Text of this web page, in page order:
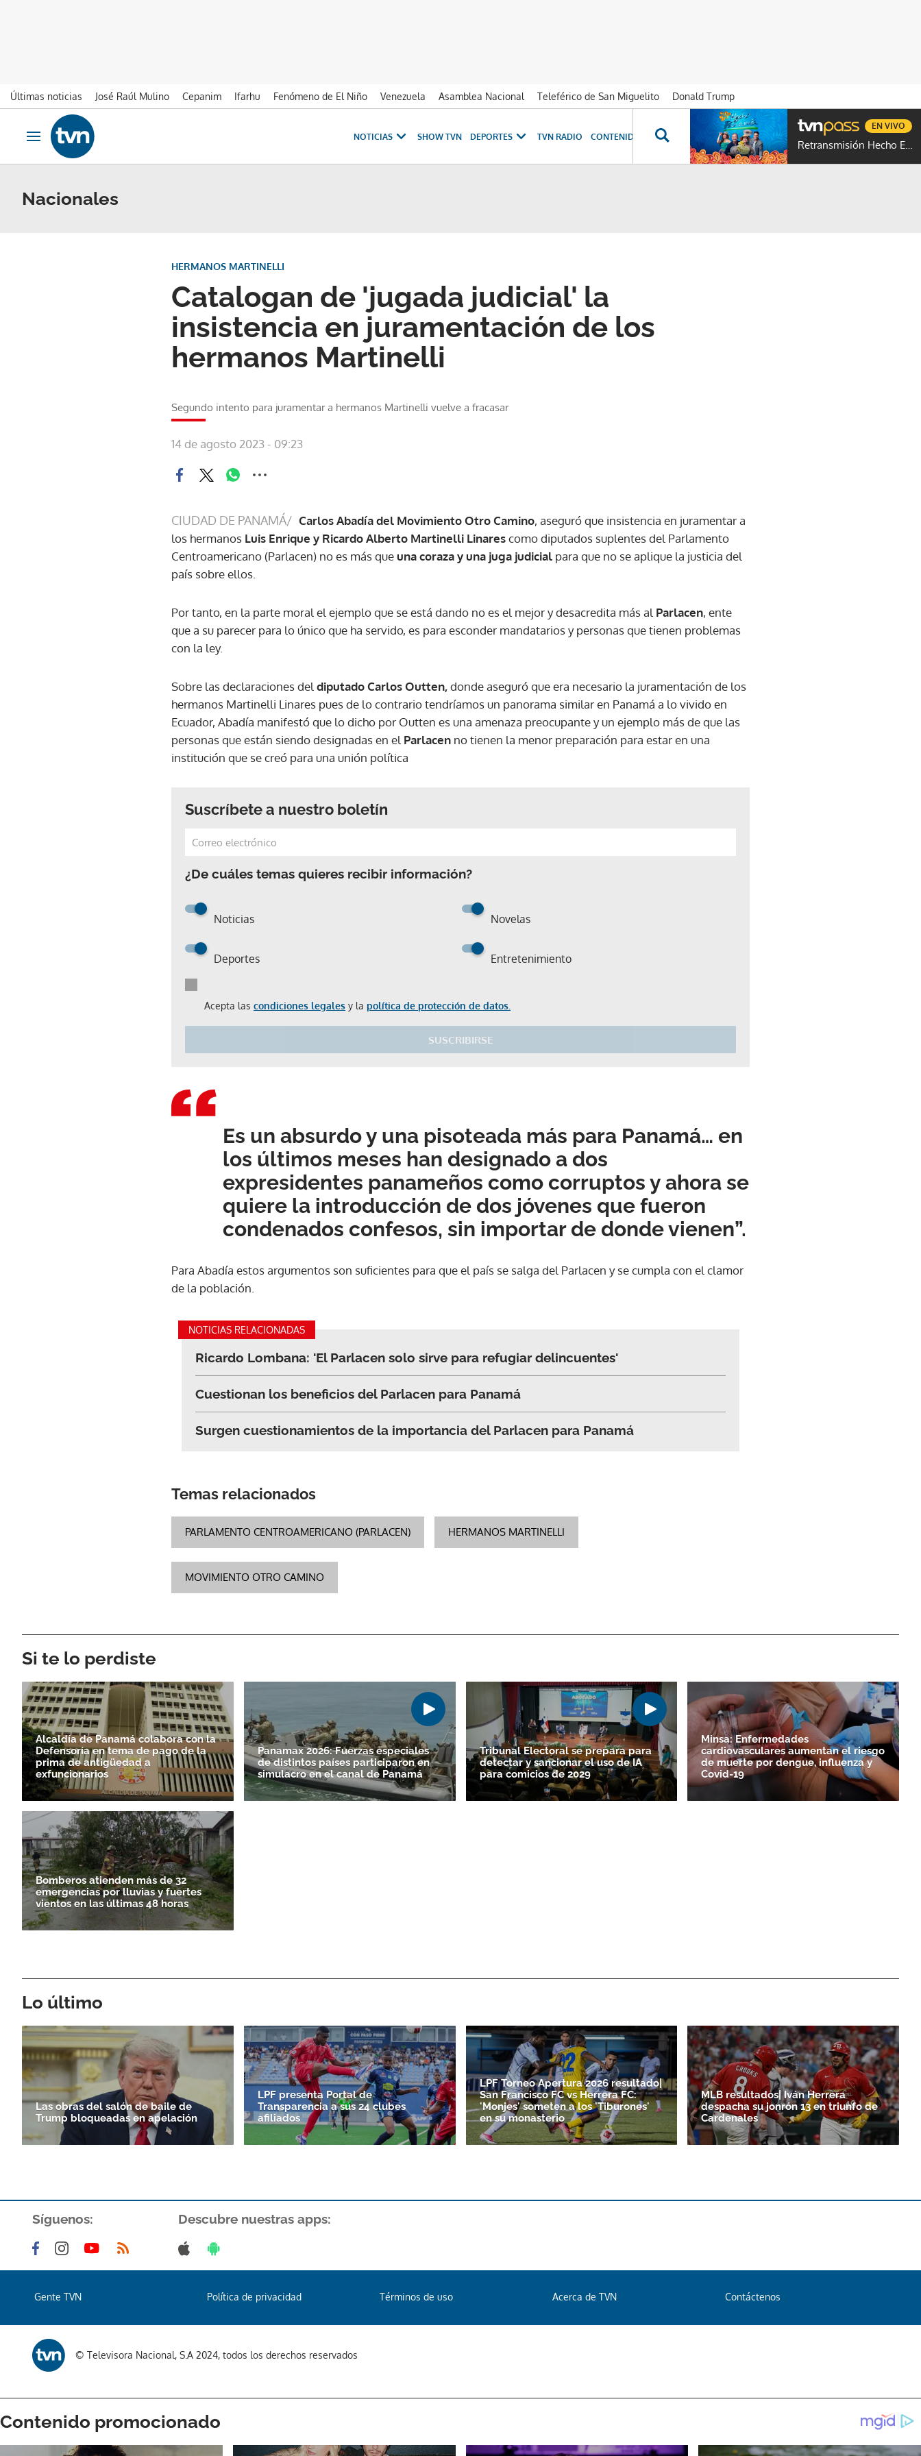
Últimas noticias José Raúl Mulino Cepanim Ifarhu Fenómeno de El Niño Venezuela Asamblea Nacional Teleférico de San Miguelito
Donald Trump
Ir al contenido
Obrir navegació
NOTICIAS SHOW TVN DEPORTES TVN RADIO CONTENIDOS ESPECIALES NOVELAS PROGRAMAS GENTE TVN
Retransmisión Hecho En Panamá
EN VIVO
Nacionales
Catalogan de 'jugada judicial' la
insistencia en juramentación de los
hermanos Martinelli
HERMANOS MARTINELLI
Segundo intento para juramentar a hermanos Martinelli vuelve a fracasar
14 de agosto 2023 - 09:23
CIUDAD DE PANAMÁ/ Carlos Abadía del Movimiento Otro Camino, aseguró que insistencia en juramentar a
los hermanos Luis Enrique y Ricardo Alberto Martinelli Linarescomo diputados suplentes del Parlamento
Centroamericano (Parlacen) no es más queuna coraza y una juga judicial para que no se aplique la justicia del
país sobre ellos.
Por tanto, en la parte moral el ejemplo que se está dando no es el mejor y desacredita más al Parlacen, ente
que a su parecer para lo único que ha servido, es para esconder mandatarios y personas que tienen problemas
con la ley.
Sobre las declaraciones del diputadoCarlos Outten,donde aseguró que era necesario la juramentación de los
hermanos Martinelli Linares pues de lo contrario tendríamos un panorama similar en Panamá a lo vivido en
Ecuador, Abadía manifestó que lo dicho por Outten es una amenaza preocupante y un ejemplo más de que las
personas que están siendo designadas en el Parlacen no tienen la menor preparación para estar en una
institución que se creó para una unión política
Suscríbete a nuestro boletín
¿De cuáles temas quieres recibir información?
Noticias Novelas
Deportes Entretenimiento
Acepta las condiciones legales y la política de protección de datos.
SUSCRIBIRSE
Gracias por suscribirte a nuestro boletín.
Es un absurdo y una pisoteada más para Panamá… en
los últimos meses han designado a dos
expresidentes panameños como corruptos y ahora se
quiere la introducción de dos jóvenes que fueron
condenados confesos, sin importar de donde vienen”.
Para Abadía estos argumentos son suficientes para que el país se salga del Parlacen y se cumpla con el clamor
de la población.
NOTICIAS RELACIONADAS
Ricardo Lombana: 'El Parlacen solo sirve para refugiar delincuentes'
Cuestionan los beneficios del Parlacen para Panamá
Surgen cuestionamientos de la importancia del Parlacen para Panamá
Temas relacionados
PARLAMENTO CENTROAMERICANO (PARLACEN) HERMANOS MARTINELLI
MOVIMIENTO OTRO CAMINO
Si te lo perdiste
Alcaldía de Panamá colabora con la
Defensoría en tema de pago de la
prima de antigüedad a
exfuncionarios
Panamax 2026: Fuerzas especiales
de distintos países participaron en
simulacro en el canal de Panamá
Tribunal Electoral se prepara para
detectar y sancionar el uso de IA
para comicios de 2029
Minsa: Enfermedades
cardiovasculares aumentan el riesgo
de muerte por dengue, influenza y
Covid-19
Bomberos atienden más de 32
emergencias por lluvias y fuertes
vientos en las últimas 48 horas
Lo último
Las obras del salón de baile de
Trump bloqueadas en apelación
LPF presenta Portal de
Transparencia a sus 24 clubes
afiliados
LPF Torneo Apertura 2026 resultado|
San Francisco FC vs Herrera FC:
'Monjes' someten a los 'Tiburones'
en su monasterio
MLB resultados| Iván Herrera
despacha su jonrón 13 en triunfo de
Cardenales
Síguenos: Descubre nuestras apps:
Gente TVN Política de privacidad Términos de uso Acerca de TVN Contáctenos
© Televisora Nacional, S.A 2024, todos los derechos reservados